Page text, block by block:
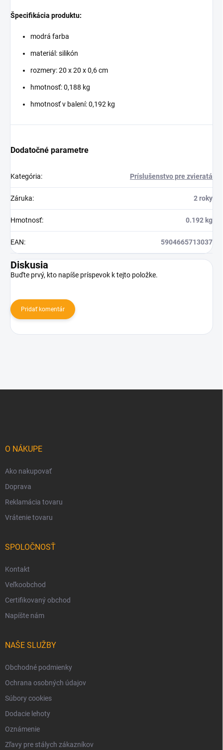
Špecifikácia produktu:
modrá farba
materiál: silikón
rozmery: 20 x 20 x 0,6 cm
hmotnosť: 0,188 kg
hmotnosť v balení: 0,192 kg
Dodatočné parametre
Kategória: Príslušenstvo pre zvieratá
Záruka: 2 roky
Hmotnosť: 0.192 kg
EAN: 5904665713037
Diskusia
Buďte prvý, kto napíše príspevok k tejto položke.
Pridať komentár
O NÁKUPE
Ako nakupovať
Doprava
Reklamácia tovaru
Vrátenie tovaru
SPOLOČNOSŤ
Kontakt
Veľkoobchod
Certifikovaný obchod
Napíšte nám
NAŠE SLUŽBY
Obchodné podmienky
Ochrana osobných údajov
Súbory cookies
Dodacie lehoty
Oznámenie
Zľavy pre stálych zákazníkov